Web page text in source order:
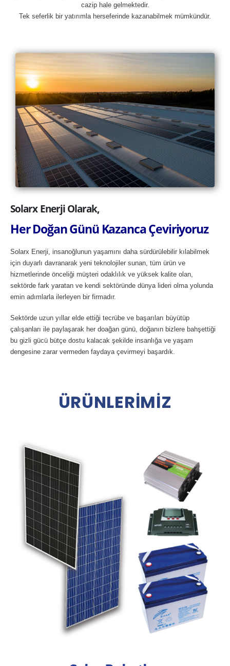
cazip hale gelmektedir.
Tek seferlik bir yatırımla herseferinde kazanabilmek mümkündür.
Solarx Enerji Olarak,
Her Doğan Günü Kazanca Çeviriyoruz
Solarx Enerji, insanoğlunun yaşamını daha sürdürülebilir kılabilmek
için duyarlı davranarak yeni teknolojiler sunan, tüm ürün ve
hizmetlerinde önceliği müşteri odaklılık ve yüksek kalite olan,
sektörde fark yaratan ve kendi sektöründe dünya lideri olma yolunda
emin adımlarla ilerleyen bir firmadır.
Sektörde uzun yıllar elde ettiği tecrübe ve başarıları büyütüp
çalışanları ile paylaşarak her doağan günü, doğanın bizlere bahşettiği
bu gizli gücü bütçe dostu kalacak şekilde insanlığa ve yaşam
dengesine zarar vermeden faydaya çevirmeyi başardık.
ÜRÜNLERİMİZ